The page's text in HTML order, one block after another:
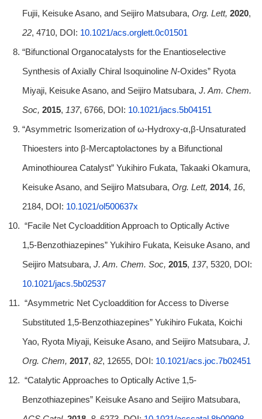
Fujii, Keisuke Asano, and Seijiro Matsubara, Org. Lett, 2020,
22, 4710, DOI: 10.1021/acs.orglett.0c01501
“Bifunctional Organocatalysts for the Enantioselective
Synthesis of Axially Chiral Isoquinoline N‑Oxides” Ryota
Miyaji, Keisuke Asano, and Seijiro Matsubara, J. Am. Chem.
Soc, 2015, 137, 6766, DOI: 10.1021/jacs.5b04151
“Asymmetric Isomerization of ω-Hydroxy-α,β-Unsaturated
Thioesters into β-Mercaptolactones by a Bifunctional
Aminothiourea Catalyst” Yukihiro Fukata, Takaaki Okamura,
Keisuke Asano, and Seijiro Matsubara, Org. Lett, 2014, 16,
2184, DOI: 10.1021/ol500637x
“Facile Net Cycloaddition Approach to Optically Active
1,5‑Benzothiazepines” Yukihiro Fukata, Keisuke Asano, and
Seijiro Matsubara, J. Am. Chem. Soc, 2015, 137, 5320, DOI:
10.1021/jacs.5b02537
“Asymmetric Net Cycloaddition for Access to Diverse
Substituted 1,5-Benzothiazepines” Yukihiro Fukata, Koichi
Yao, Ryota Miyaji, Keisuke Asano, and Seijiro Matsubara, J.
Org. Chem, 2017, 82, 12655, DOI: 10.1021/acs.joc.7b02451
“Catalytic Approaches to Optically Active 1,5-
Benzothiazepines” Keisuke Asano and Seijiro Matsubara,